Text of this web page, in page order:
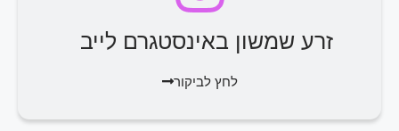
זרע שמשון באינסטגרם לייב
לחץ לביקור